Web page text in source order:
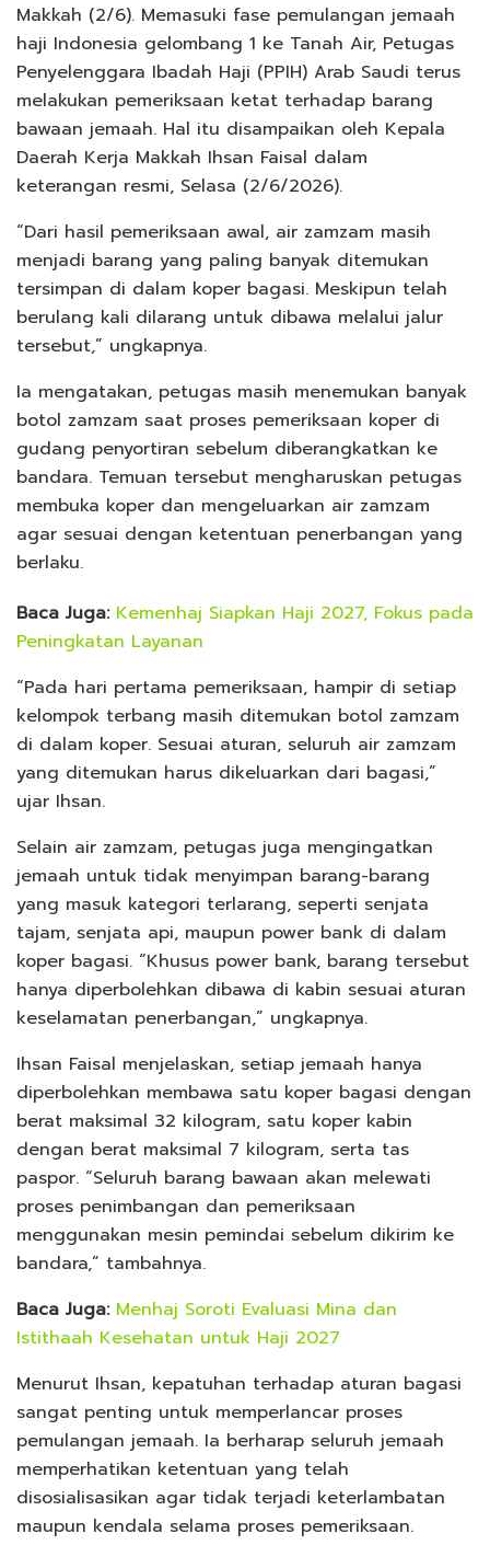
Makkah (2/6). Memasuki fase pemulangan jemaah
haji Indonesia gelombang 1 ke Tanah Air, Petugas
Penyelenggara Ibadah Haji (PPIH) Arab Saudi terus
melakukan pemeriksaan ketat terhadap barang
bawaan jemaah. Hal itu disampaikan oleh Kepala
Daerah Kerja Makkah Ihsan Faisal dalam
keterangan resmi, Selasa (2/6/2026).
“Dari hasil pemeriksaan awal, air zamzam masih
menjadi barang yang paling banyak ditemukan
tersimpan di dalam koper bagasi. Meskipun telah
berulang kali dilarang untuk dibawa melalui jalur
tersebut,” ungkapnya.
Ia mengatakan, petugas masih menemukan banyak
botol zamzam saat proses pemeriksaan koper di
gudang penyortiran sebelum diberangkatkan ke
bandara. Temuan tersebut mengharuskan petugas
membuka koper dan mengeluarkan air zamzam
agar sesuai dengan ketentuan penerbangan yang
berlaku.
Baca Juga: Kemenhaj Siapkan Haji 2027, Fokus pada
Peningkatan Layanan
“Pada hari pertama pemeriksaan, hampir di setiap
kelompok terbang masih ditemukan botol zamzam
di dalam koper. Sesuai aturan, seluruh air zamzam
yang ditemukan harus dikeluarkan dari bagasi,”
ujar Ihsan.
Selain air zamzam, petugas juga mengingatkan
jemaah untuk tidak menyimpan barang-barang
yang masuk kategori terlarang, seperti senjata
tajam, senjata api, maupun power bank di dalam
koper bagasi. “Khusus power bank, barang tersebut
hanya diperbolehkan dibawa di kabin sesuai aturan
keselamatan penerbangan,” ungkapnya.
Ihsan Faisal menjelaskan, setiap jemaah hanya
diperbolehkan membawa satu koper bagasi dengan
berat maksimal 32 kilogram, satu koper kabin
dengan berat maksimal 7 kilogram, serta tas
paspor. “Seluruh barang bawaan akan melewati
proses penimbangan dan pemeriksaan
menggunakan mesin pemindai sebelum dikirim ke
bandara,” tambahnya.
Baca Juga: Menhaj Soroti Evaluasi Mina dan
Istithaah Kesehatan untuk Haji 2027
Menurut Ihsan, kepatuhan terhadap aturan bagasi
sangat penting untuk memperlancar proses
pemulangan jemaah. Ia berharap seluruh jemaah
memperhatikan ketentuan yang telah
disosialisasikan agar tidak terjadi keterlambatan
maupun kendala selama proses pemeriksaan.